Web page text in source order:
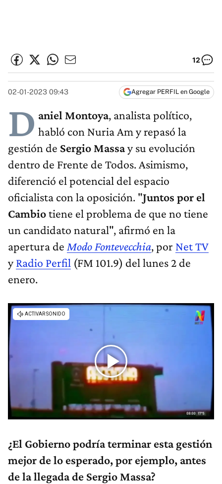
12
02-01-2023 09:43 Agregar PERFIL en Google
D aniel Montoya, analista político,
habló con Nuria Am y repasó la
gestión de Sergio Massay su evolución
dentro de Frente de Todos. Asimismo,
diferenció el potencial del espacio
oficialista con la oposición. "Juntos por el
Cambiotiene el problema de que no tiene
un candidato natural", afirmó en la
apertura de Modo Fontevecchia, por Net TV
yRadio Perfil (FM 101.9) del lunes 2 de
enero.
¿El Gobierno podría terminar esta gestión
mejor de lo esperado, por ejemplo, antes
de la llegada de Sergio Massa?